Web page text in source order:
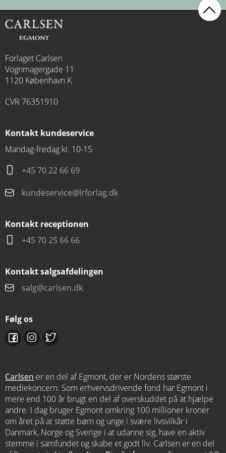
Fornavn
Email*
Forlaget Carlsen via e-mail.
Markedsføringen skræddersyes personligt til dig på baggrund af de
søgehistorik), på baggrund af tidligere køb (købshistorik) samt dine
oplysninger om læsning af og interaktion med
markedsføringsmeddelelser. Du kan læse mere herom i vores
opdatere dit samtykke, herunder mht. nye produkter eller
kontaktformer.
Du kan læse mere om vores behandling af dine personoplysninger,
herunder logikken bag profilering og målretning af vores
henvendelser i vores
Privatlivspolitik.
Forlaget Carlsen
Vognmagergade 11
1120 København K
CVR 76351910
Kontakt kundeservice
Mandag-fredag kl. 10-15
+45 70 22 66 69
kundeservice@lrforlag.dk
Kontakt receptionen
+45 70 25 66 66
Kontakt salgsafdelingen
salg@carlsen.dk
Følg os
Carlsen er en del af Egmont, der er Nordens største
mediekoncern. Som erhvervsdrivende fond har Egmont i
mere end 100 år brugt en del af overskuddet på at hjælpe
andre. I dag bruger Egmont omkring 100 millioner kroner
om året på at støtte børn og unge i svære livsvilkår i
Danmark, Norge og Sverige i at udanne sig, have en aktiv
stemme i samfundet og skabe et godt liv. Carlsen er en del